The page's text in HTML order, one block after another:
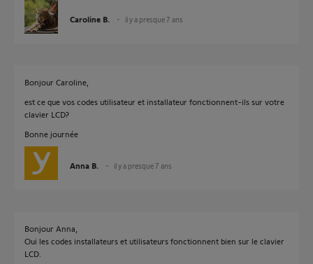
Caroline B. il y a presque 7 ans
Bonjour Caroline,
est ce que vos codes utilisateur et installateur fonctionnent-ils sur votre
clavier LCD?
Bonne journée
Anna B. il y a presque 7 ans
Bonjour Anna,
Oui les codes installateurs et utilisateurs fonctionnent bien sur le clavier
LCD.